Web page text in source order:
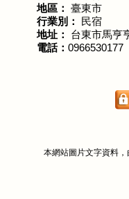
地區： 臺東市
行業別：
民宿
地址：
台東市馬亨
電話： 0966530177
本網站圖片文字資料，